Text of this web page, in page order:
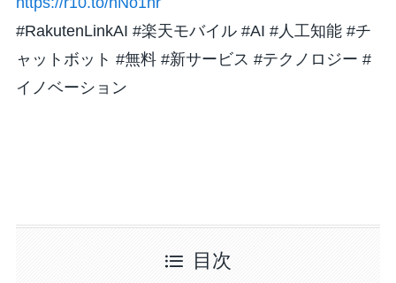
#RakutenLinkAI #楽天モバイル #AI #人工知能 #チ
ャットボット #無料 #新サービス #テクノロジー #
イノベーション
目次